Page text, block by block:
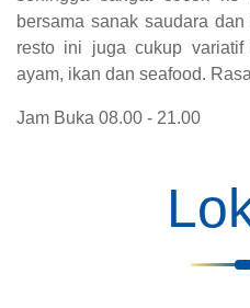
bersama sanak saudara
resto ini juga cukup
ayam, ikan dan seafood.
Jam Buka 08.00 - 21.00